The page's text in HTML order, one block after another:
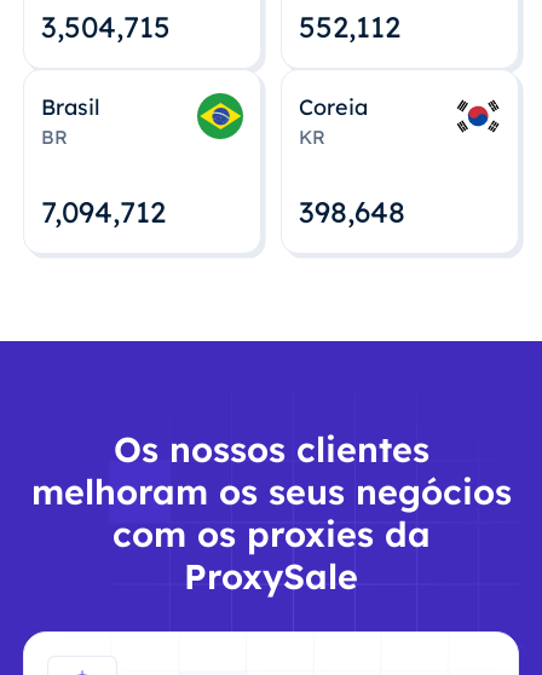
3,504,715 552,112
Brasil
BR
7,094,712
Coreia
KR
398,648
Os nossos clientes
melhoram os seus negócios
com os proxies da
ProxySale